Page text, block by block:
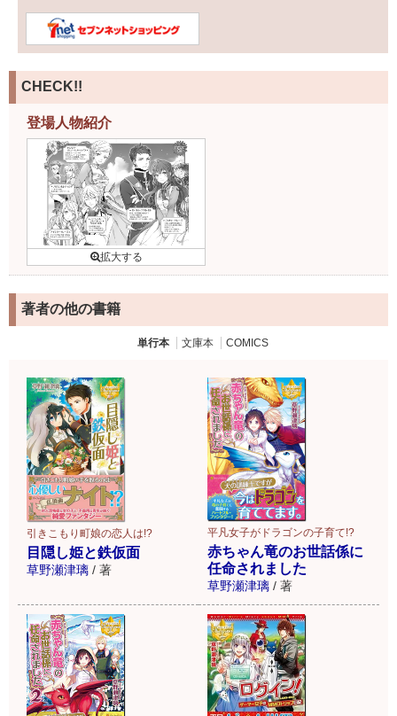
CHECK!!
登場人物紹介
著者の他の書籍
単行本 文庫本 COMICS
引きこもり町娘の恋人は!?
目隠し姫と鉄仮面
草野瀬津璃 / 著
平凡女子がドラゴンの子育て!?
赤ちゃん竜のお世話係に
任命されました
草野瀬津璃 / 著